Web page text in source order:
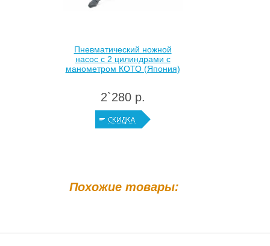
Похожие товары:
Пневматический ножной
насос с 2 цилиндрами с
манометром КОТО (Япония)
2`280 р.